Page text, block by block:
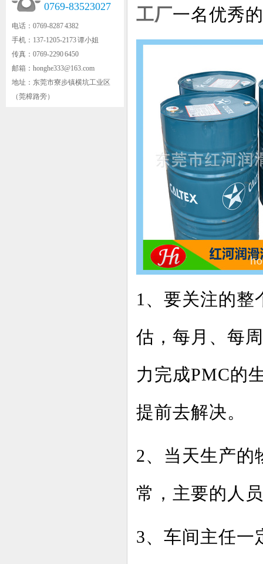
0769-83523027
电话：0769-8287 4382
手机：137-1205-2173 谭小姐
传真：0769-2290 6450
邮箱：honghe333@163.com
地址：东莞市寮步镇横坑工业区
（莞樟路旁）
工厂一名优秀
1、要关注的整
估，每月、每
力完成PMC的
提前去解决。
2、当天生产的
常，主要的人
3、车间主任一